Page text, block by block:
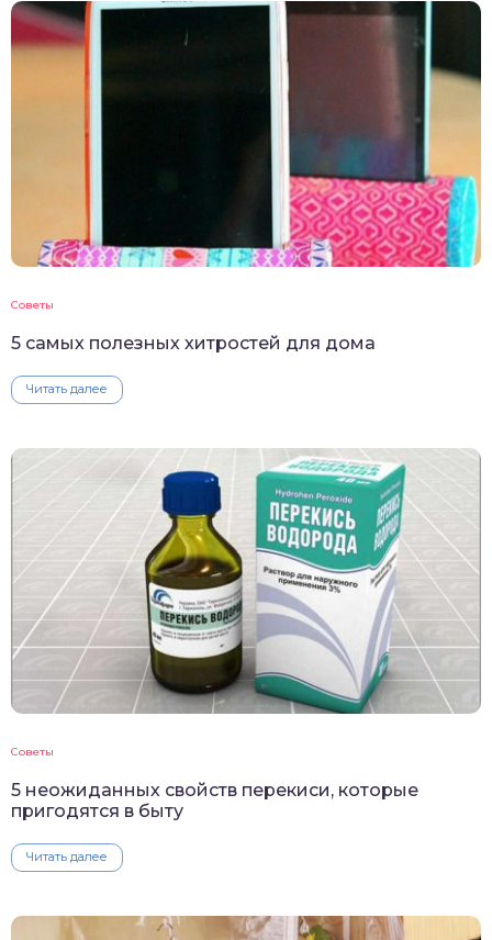
Советы
5 самых полезных хитростей для дома
Читать далее
Советы
5 неожиданных свойств перекиси, которые
пригодятся в быту
Читать далее